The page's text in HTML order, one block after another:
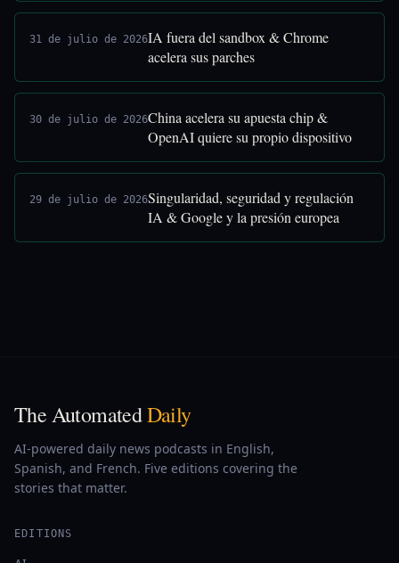
31 de julio de 2026IA fuera del sandbox & Chrome
acelera sus parches
30 de julio de 2026China acelera su apuesta chip &
OpenAI quiere su propio dispositivo
29 de julio de 2026Singularidad, seguridad y regulación
IA & Google y la presión europea
The AutomatedDaily
AI-powered daily news podcasts in English,
Spanish, and French. Five editions covering the
stories that matter.
EDITIONS